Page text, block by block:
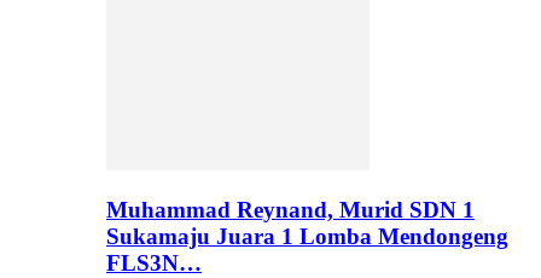
Muhammad Reynand, Murid SDN 1
Sukamaju Juara 1 Lomba Mendongeng
FLS3N…